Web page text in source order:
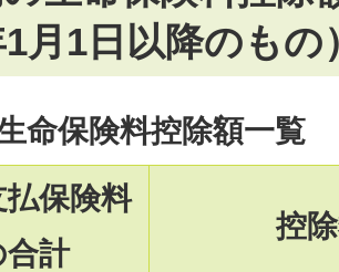
月1日以降のもの
命保険料控除額一覧
保険料
計
控